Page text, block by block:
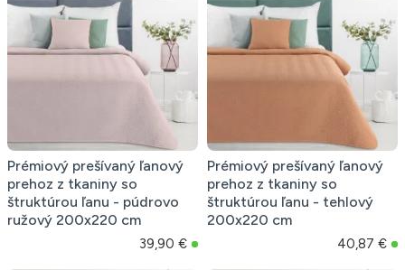
Prémiový prešívaný ľanový
prehoz z tkaniny so
štruktúrou ľanu - púdrovo
ružový 200x220 cm
39,90 €
Prémiový prešívaný ľanový
prehoz z tkaniny so
štruktúrou ľanu - tehlový
200x220 cm
40,87 €